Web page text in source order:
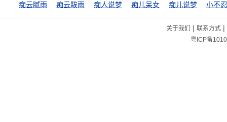
痴云腻雨 痴云騃雨 痴人说梦 痴儿呆女 痴儿说梦
关于我们 | 联系方式|
粤ICP备